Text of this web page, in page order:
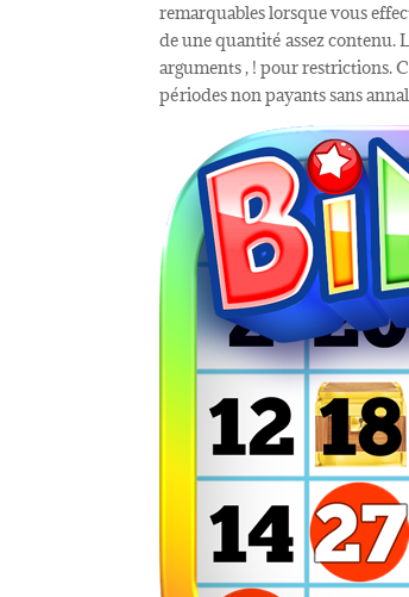
remarquables lorsque vous
de une quantité assez
arguments , ! pour restrictions.
périodes non payants sans